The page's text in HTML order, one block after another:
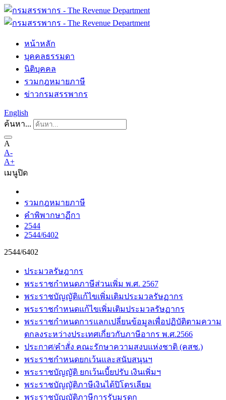
หน้าหลัก
บุคคลธรรมดา
นิติบุคคล
รวมกฎหมายภาษี
ข่าวกรมสรรพากร
English
ค้นหา...
A
A-
A+
เมนูปิด
รวมกฎหมายภาษี
คำพิพากษาฏีกา
2544
2544/6402
2544/6402
ประมวลรัษฎากร
พระราชกำหนดภาษีส่วนเพิ่ม พ.ศ. 2567
พระราชบัญญัติแก้ไขเพิ่มเติมประมวลรัษฏากร
พระราชกำหนดแก้ไขเพิ่มเติมประมวลรัษฏากร
พระราชกำหนดการแลกเปลี่ยนข้อมูลเพื่อปฏิบัติตามความ
ตกลงระหว่างประเทศเกี่ยวกับภาษีอากร พ.ศ.2566
ประกาศ/คำสั่ง คณะรักษาความสงบแห่งชาติ (คสช.)
พระราชกำหนดยกเว้นและสนับสนุนฯ
พระราชบัญญัติ ยกเว้นเบี้ยปรับ เงินเพิ่มฯ
พระราชบัญญัติภาษีเงินได้ปิโตรเลียม
พระราชบัญญัติภาษีการรับมรดก